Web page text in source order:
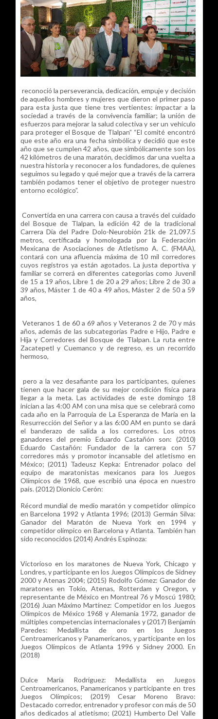
reconoció la perseverancia, dedicación, empuje y decisión
de aquellos hombres y mujeres que dieron el primer paso
para esta justa que tiene tres vertientes: impactar a la
sociedad a través de la convivencia familiar; la unión de
esfuerzos para mejorar la salud colectiva y ser un vehículo
para proteger el Bosque de Tlalpan” “El comité encontró
que este año era una fecha simbólica y decidió que este
año que se cumplen 42 años, que simbólicamente son los
42 kilómetros de una maratón, decidimos dar una vuelta a
nuestra historia y reconocer a los fundadores, de quienes
seguimos su legado y qué mejor que a través de la carrera
también podamos tener el objetivo de proteger nuestro
entorno ecológico”.
Convertida en una carrera con causa a través del cuidado
del Bosque de Tlalpan, la edición 42 de la tradicional
Carrera Día del Padre Dolo-Neurobión 21k de 21,097.5
metros, certificada y homologada por la Federación
Mexicana de Asociaciones de Atletismo A. C. (FMAA),
contará con una afluencia máxima de 10 mil corredores
cuyos registros ya están agotados. La justa deportiva y
familiar se correrá en diferentes categorías como Juvenil
de 15 a 19 años, Libre 1 de 20 a 29 años; Libre 2 de 30 a
39 años, Máster 1 de 40 a 49 años, Máster 2 de 50 a 59
años,
Veteranos 1 de 60 a 69 años y Veteranos 2 de 70 y más
años, además de las subcategorías Padre e Hijo, Padre e
Hija y Corredores del Bosque de Tlalpan. La ruta entre
Zacatepetl y Cuemanco y de regreso, es un recorrido
hermoso,
pero a la vez desafiante para los participantes, quienes
tienen que hacer gala de su mejor condición física para
llegar a la meta. Las actividades de este domingo 18
inician a las 4:00 AM con una misa que se celebrará como
cada año en la Parroquia de La Esperanza de María en la
Resurrección del Señor y a las 6:00 AM en punto se dará
el banderazo de salida a los corredores. Los otros
ganadores del premio Eduardo Castañón son: (2010)
Eduardo Castañón: Fundador de la carrera con 57
corredores más y promotor incansable del atletismo en
México; (2011) Tadeusz Kepka: Entrenador polaco del
equipo de maratonistas mexicanos para los Juegos
Olímpicos de 1968, que escribió una época en nuestro
país. (2012) Dionicio Cerón:
Récord mundial de medio maratón y competidor olímpico
en Barcelona 1992 y Atlanta 1996; (2013) Germán Silva:
Ganador del Maratón de Nueva York en 1994 y
competidor olímpico en Barcelona y Atlanta. También han
sido reconocidos (2014) Andrés Espinoza:
Victorioso en los maratones de Nueva York, Chicago y
Londres, y participante en los Juegos Olímpicos de Sidney
2000 y Atenas 2004; (2015) Rodolfo Gómez: Ganador de
maratones en Tokio, Atenas, Rotterdam y Oregon, y
representante de México en Montreal 76 y Moscú 1980;
(2016) Juan Máximo Martínez: Competidor en los Juegos
Olímpicos de México 1968 y Alemania 1972, ganador de
múltiples competencias internacionales y (2017) Benjamín
Paredes: Medallista de oro en los Juegos
Centroamericanos y Panamericanos, y participante en los
Juegos Olímpicos de Atlanta 1996 y Sidney 2000. En
(2018)
Dulce María Rodríguez: Medallista en Juegos
Centroamericanos, Panamericanos y participante en tres
Juegos Olímpicos; (2019) Cesar Moreno Bravo:
Destacado corredor, entrenador y profesor con más de 50
años dedicados al atletismo; (2021) Humberto Del Valle